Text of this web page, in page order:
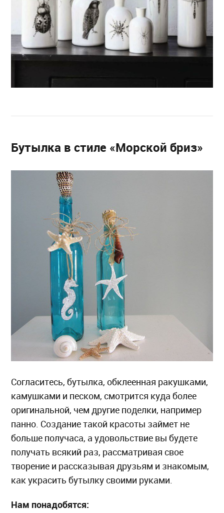
Бутылка в стиле «Морской бриз»
Согласитесь, бутылка, обклеенная ракушками,
камушками и песком, смотрится куда более
оригинальной, чем другие поделки, например
панно. Создание такой красоты займет не
больше получаса, а удовольствие вы будете
получать всякий раз, рассматривая свое
творение и рассказывая друзьям и знакомым,
как украсить бутылку своими руками.
Нам понадобятся: